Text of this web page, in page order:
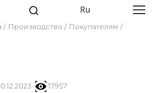
Ru
/ Производство / Покупателям /
17957